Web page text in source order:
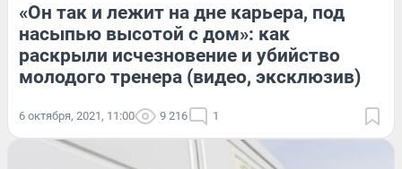
«Он так и лежит на дне карьера, под
насыпью высотой с дом»: как
раскрыли исчезновение и убийство
молодого тренера (видео, эксклюзив)
6 октября, 2021, 11:00 9 216 1